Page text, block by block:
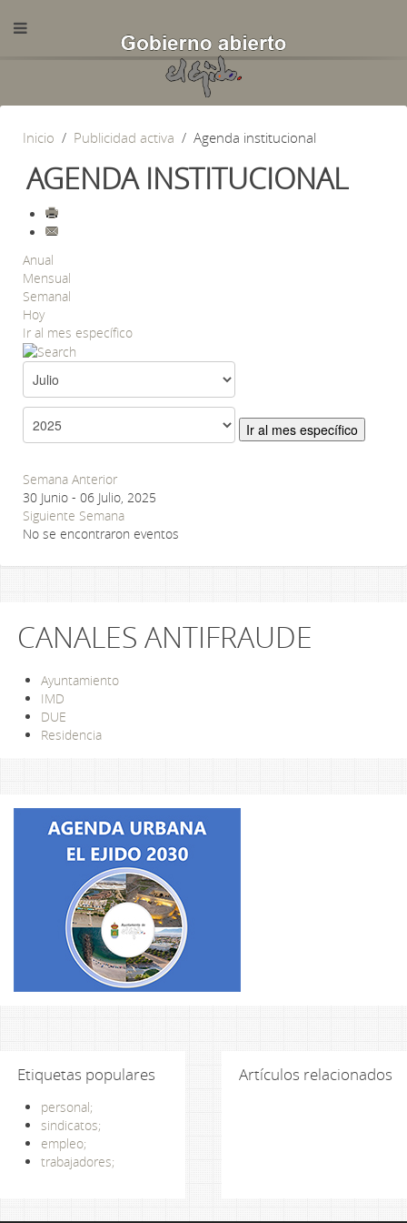
Inicio Publicidad activa Agenda institucional
AGENDA INSTITUCIONAL
Anual
Mensual
Semanal
Hoy
Ir al mes específico
Ir al mes específico
Semana Anterior
30 Junio - 06 Julio, 2025
Siguiente Semana
No se encontraron eventos
CANALES ANTIFRAUDE
Ayuntamiento
IMD
DUE
Residencia
Etiquetas populares
personal;
sindicatos;
empleo;
trabajadores;
Artículos relacionados